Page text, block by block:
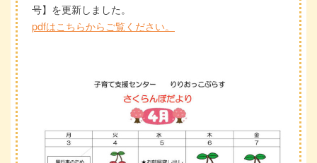
号】を更新しました。
pdfはこちらからご覧ください。